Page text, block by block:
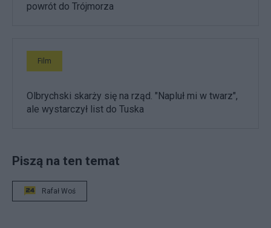
powrót do Trójmorza
Film
Olbrychski skarży się na rząd. "Napluł mi w twarz",
ale wystarczył list do Tuska
Piszą na ten temat
Rafał Woś